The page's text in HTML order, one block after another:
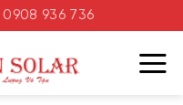
0908 936 736